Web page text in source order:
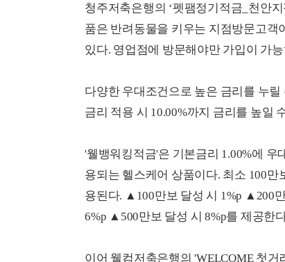
청주저축은행의 ‘펫팸정기적금_천안
품은 반려동물을 키우는 지점방문고객
있다. 영업점에 방문해야만 가입이 가
다양한 우대조건으로 높은 금리를 누
금리 적용 시 10.00%까지 금리를 높일
'웰뱅워킹적금'은 기본금리 1.00%에 우
용되는 헬스케어 상품이다. 최소 100
용된다. ▲100만보 달성 시 1%p ▲200
6%p ▲500만보 달성 시 8%p를 제공한
이어 웰컴저축은행의 'WELCOME 첫